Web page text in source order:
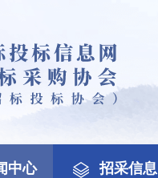
中心 招采信息